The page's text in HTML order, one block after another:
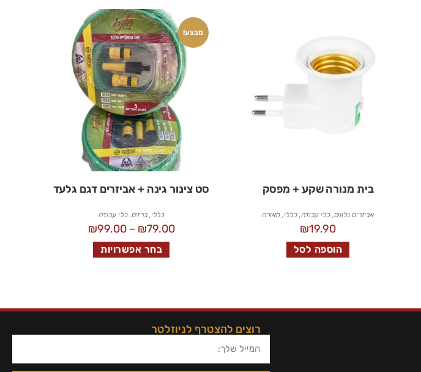
בית מנורה שקע + מפסק
אביזרים נלווים,כלי עבודה,כללי, תאורה
₪19.90
הוספה לסל
מבצע!
סט צינור גינה + אביזרים דגם גלעד
כללי, ברזים,כלי עבודה
₪79.00
–
₪99.00
בחר אפשרויות
רוצים להצטרף לניוזלטר